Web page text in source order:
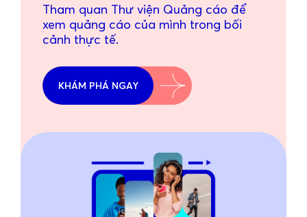
Tham quan Thư viện Quảng cáo để
xem quảng cáo của mình trong bối
cảnh thực tế.
KHÁM PHÁ NGAY